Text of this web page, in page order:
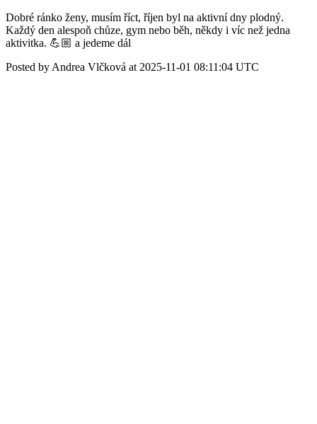
Dobré ránko ženy, musím říct, říjen byl na aktivní dny plodný.
Každý den alespoň chůze, gym nebo běh, někdy i víc než jedna
aktivitka. 💪🏼 a jedeme dál
Posted by Andrea Vlčková at 2025-11-01 08:11:04 UTC